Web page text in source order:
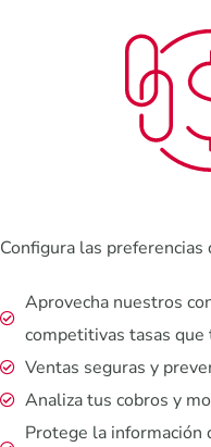
Configura las preferencias
Aprovecha nuestros
competitivas tasas que
Ventas seguras y
Analiza tus cobros y
Protege la información